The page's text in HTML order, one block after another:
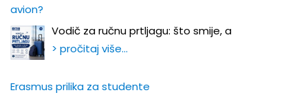
avion?
Vodič za ručnu prtljagu: što smije, a
> pročitaj više…
Erasmus prilika za studente